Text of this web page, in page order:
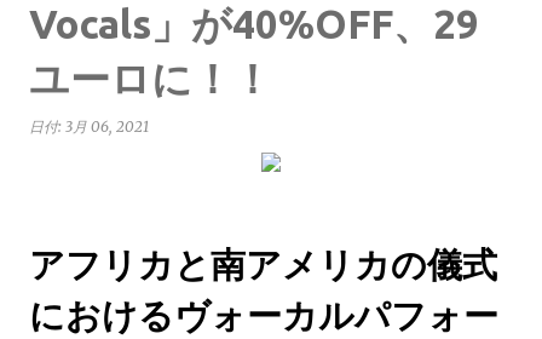
Vocals」が40%OFF、29
ユーロに！！
日付: 3月 06, 2021
アフリカと南アメリカの儀式
におけるヴォーカルパフォー